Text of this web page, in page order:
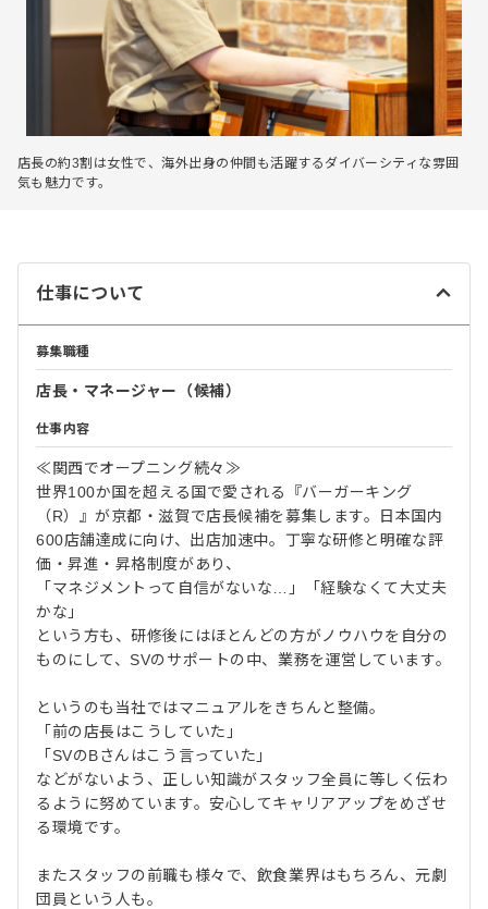
店長の約3割は女性で、海外出身の仲間も活躍するダイバーシティな雰囲
気も魅力です。
仕事について
募集職種
店長・マネージャー（候補）
仕事内容
≪関西でオープニング続々≫
世界100か国を超える国で愛される『バーガーキング
（R）』が京都・滋賀で店長候補を募集します。日本国内
600店舗達成に向け、出店加速中。丁寧な研修と明確な評
価・昇進・昇格制度があり、
「マネジメントって自信がないな…」「経験なくて大丈夫
かな」
という方も、研修後にはほとんどの方がノウハウを自分の
ものにして、SVのサポートの中、業務を運営しています。
というのも当社ではマニュアルをきちんと整備。
「前の店長はこうしていた」
「SVのBさんはこう言っていた」
などがないよう、正しい知識がスタッフ全員に等しく伝わ
るように努めています。安心してキャリアアップをめざせ
る環境です。
またスタッフの前職も様々で、飲食業界はもちろん、元劇
団員という人も。